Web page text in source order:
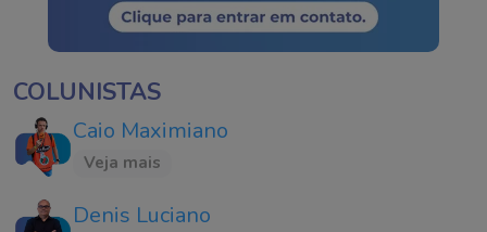
COLUNISTAS
Caio Maximiano
Veja mais
Denis Luciano